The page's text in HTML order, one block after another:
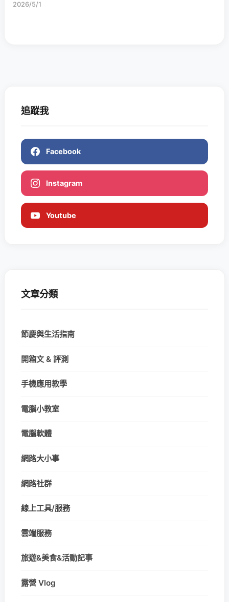
2026/5/1
追蹤我
Facebook
Instagram
Youtube
文章分類
節慶與生活指南
開箱文 & 評測
手機應用教學
電腦小教室
電腦軟體
網路大小事
網路社群
線上工具/服務
雲端服務
旅遊&美食&活動記事
露營 Vlog